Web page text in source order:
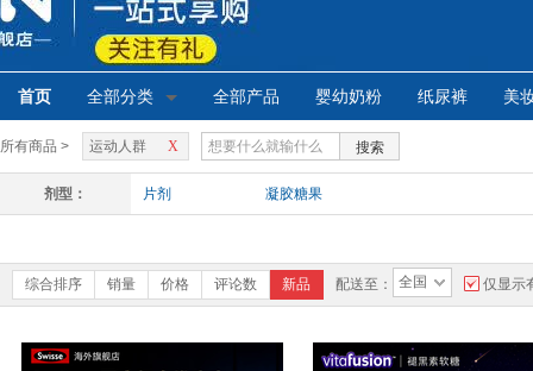
首页 全部分类 全部产品 婴幼奶粉 纸尿裤 美
所有商品 > X
运动人群 搜索
剂型： 片剂 凝胶糖果
综合排序 销量 价格 评论数 新品 配送至： 全国 仅显示